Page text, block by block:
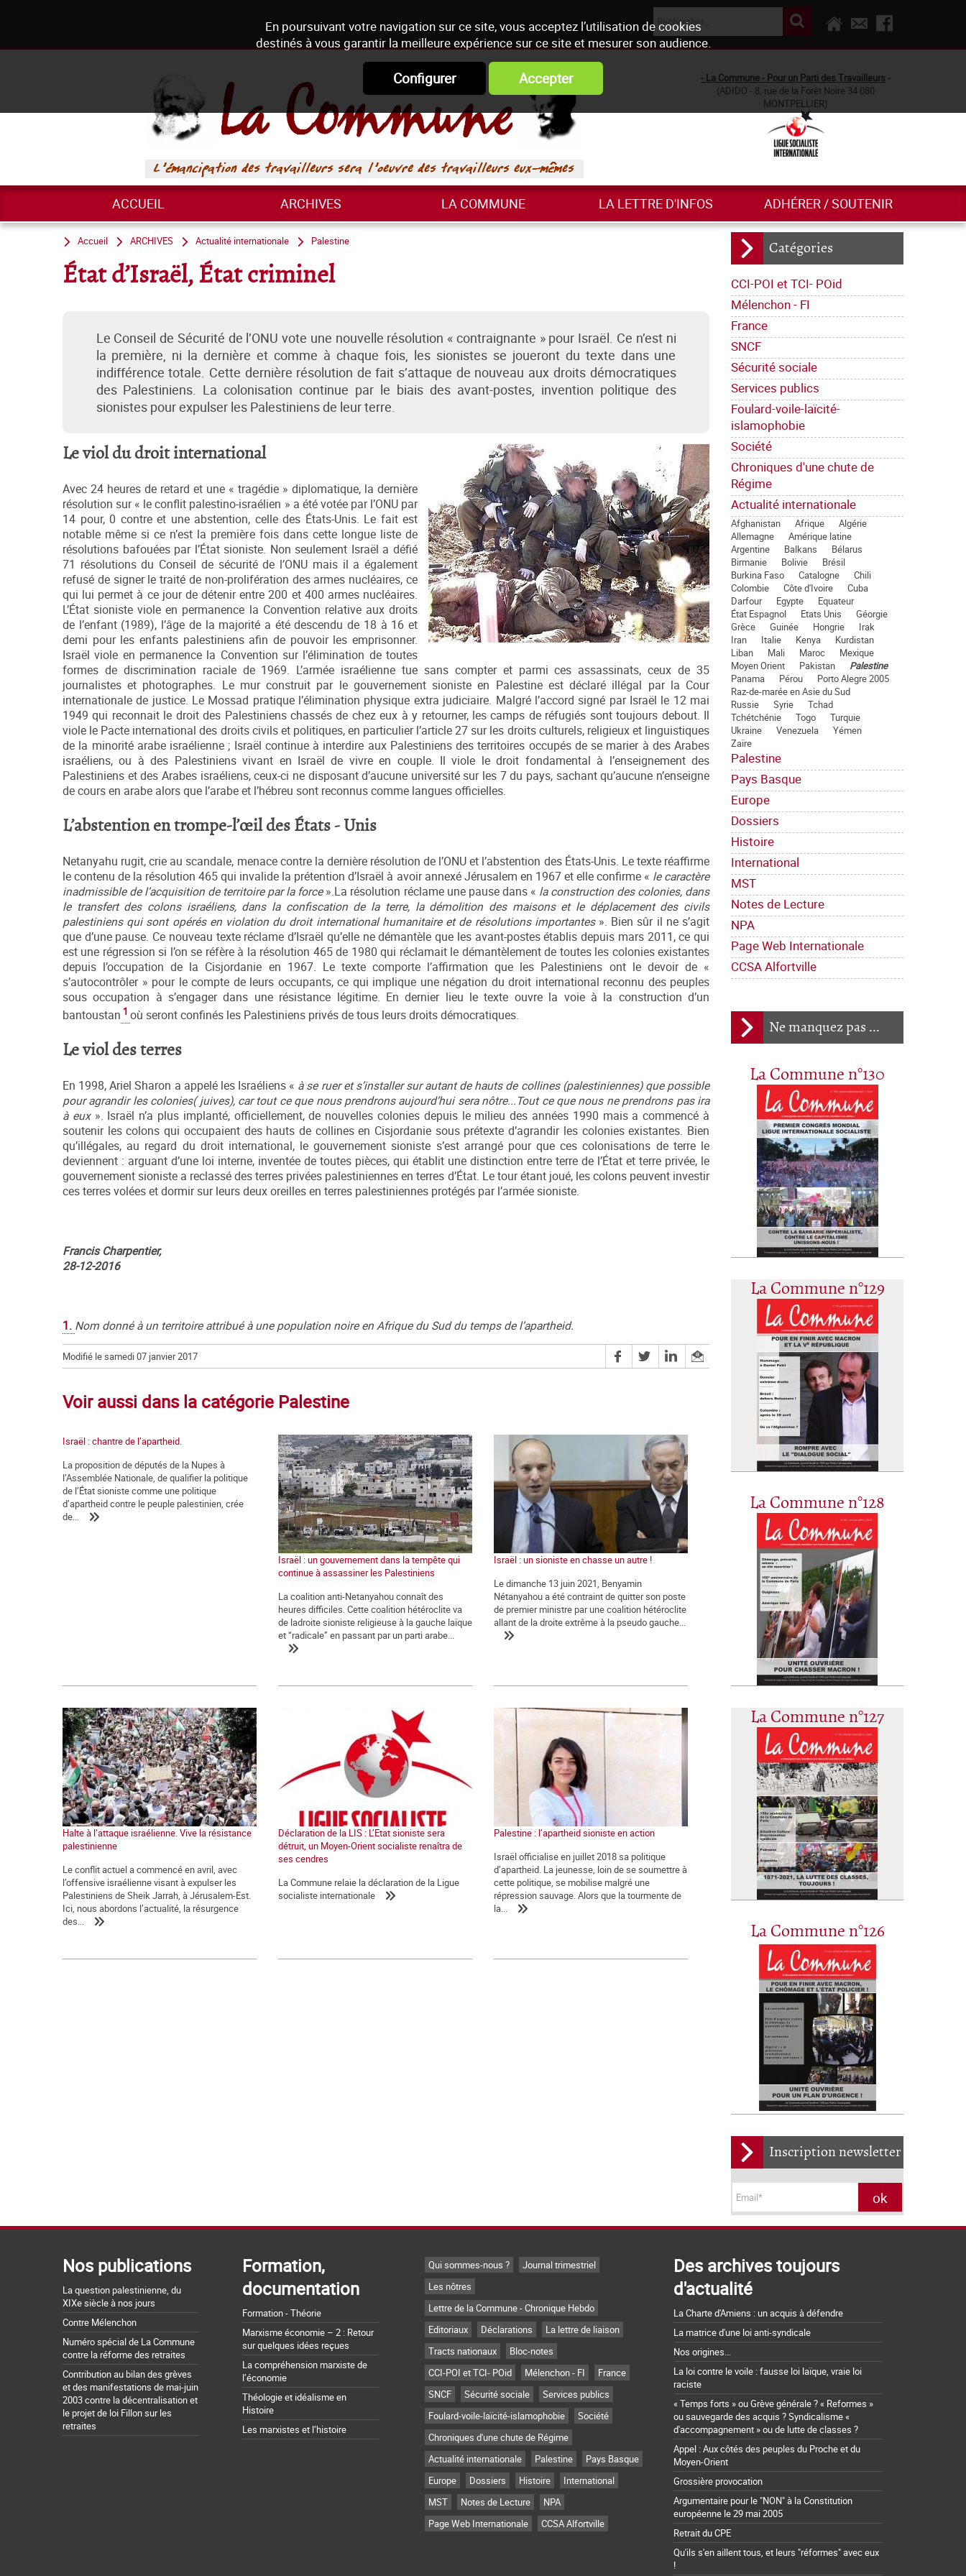
En poursuivant votre navigation sur ce site, vous acceptez l’utilisation de cookies
destinés à vous garantir la meilleure expérience sur ce site et mesurer son audience.
Configurer Accepter - La Commune - Pour un Parti des Travailleurs -
(ADIDO - 8, rue de la Forêt Noire 34 080
MONTPELLIER)
ACCUEIL ARCHIVES LA COMMUNE LA LETTRE D'INFOS ADHÉRER / SOUTENIR
Catégories
CCI-POI et TCI- POid
Mélenchon - FI
France
SNCF
Sécurité sociale
Services publics
Foulard-voile-laïcité-
islamophobie
Société
Chroniques d'une chute de
Régime
Actualité internationale
Afghanistan Afrique
Algérie
Allemagne
Amérique latine
Argentine
Balkans
Bélarus
Birmanie
Bolivie
Brésil
Burkina Faso
Catalogne
Chili
Colombie
Côte d'Ivoire
Cuba
Darfour
Egypte
Equateur
État Espagnol
Etats Unis
Géorgie
Grèce
Guinée Hongrie
Irak
Iran
Italie Kenya
Kurdistan
Liban
Mali Maroc
Mexique
Moyen Orient
Pakistan
Palestine
Panama
Pérou
Porto Alegre 2005
Raz-de-marée en Asie du Sud
Russie
Syrie
Tchad
Tchétchénie
Togo
Turquie
Ukraine
Venezuela
Yémen
Zaïre
Palestine
Pays Basque
Europe
Dossiers
Histoire
International
MST
Notes de Lecture
NPA
Page Web Internationale
CCSA Alfortville
Ne manquez pas ...
La Commune n°130
La Commune n°129
La Commune n°128
La Commune n°127
La Commune n°126
Inscription newsletter
Accueil ARCHIVES Actualité internationale Palestine
État d’Israël, État criminel
Le Conseil de Sécurité de l’ONU vote une nouvelle résolution « contraignante » pour Israël. Ce n’est ni
la première, ni la dernière et comme à chaque fois, les sionistes se joueront du texte dans une
indifférence totale. Cette dernière résolution de fait s’attaque de nouveau aux droits démocratiques
des Palestiniens. La colonisation continue par le biais des avant-postes, invention politique des
sionistes pour expulser les Palestiniens de leur terre.
Le viol du droit international
Avec 24 heures de retard et une « tragédie » diplomatique, la dernière
résolution sur « le conflit palestino-israélien » a été votée par l’ONU par
14 pour, 0 contre et une abstention, celle des États-Unis. Le fait est
notable même si ce n’est la première fois dans cette longue liste de
résolutions bafouées par l’État sioniste. Non seulement Israël a défié
71 résolutions du Conseil de sécurité de l’ONU mais il a également
refusé de signer le traité de non-prolifération des armes nucléaires, ce
qui lui permet à ce jour de détenir entre 200 et 400 armes nucléaires.
L’État sioniste viole en permanence la Convention relative aux droits
de l’enfant (1989), l’âge de la majorité a été descendu de 18 à 16 et
demi pour les enfants palestiniens afin de pouvoir les emprisonner.
Israël viole en permanence la Convention sur l’élimination de toutes
formes de discrimination raciale de 1969. L’armée israélienne tue sans compter et parmi ces assassinats, ceux de 35
journalistes et photographes. Le mur construit par le gouvernement sioniste en Palestine est déclaré illégal par la Cour
internationale de justice. Le Mossad pratique l’élimination physique extra judiciaire. Malgré l’accord signé par Israël le 12 mai
1949 qui reconnait le droit des Palestiniens chassés de chez eux à y retourner, les camps de réfugiés sont toujours debout. Il
viole le Pacte international des droits civils et politiques, en particulier l’article 27 sur les droits culturels, religieux et linguistiques
de la minorité arabe israélienne ; Israël continue à interdire aux Palestiniens des territoires occupés de se marier à des Arabes
israéliens, ou à des Palestiniens vivant en Israël de vivre en couple. Il viole le droit fondamental à l’enseignement des
Palestiniens et des Arabes israéliens, ceux-ci ne disposant d’aucune université sur les 7 du pays, sachant qu’aucune n’enseigne
de cours en arabe alors que l’arabe et l’hébreu sont reconnus comme langues officielles.
L’abstention en trompe-l’œil des États - Unis
Netanyahu rugit, crie au scandale, menace contre la dernière résolution de l’ONU et l’abstention des États-Unis. Le texte réaffirme
le contenu de la résolution 465 qui invalide la prétention d’Israël à avoir annexé Jérusalem en 1967 et elle confirme « le caractère
inadmissible de l’acquisition de territoire par la force».La résolution réclame une pause dans « la construction des colonies, dans
le transfert des colons israéliens, dans la confiscation de la terre, la démolition des maisons et le déplacement des civils
palestiniens qui sont opérés en violation du droit international humanitaire et de résolutions importantes ». Bien sûr il ne s’agit
que d’une pause. Ce nouveau texte réclame d’Israël qu’elle ne démantèle que les avant-postes établis depuis mars 2011, ce qui
est une régression si l’on se réfère à la résolution 465 de 1980 qui réclamait le démantèlement de toutes les colonies existantes
depuis l’occupation de la Cisjordanie en 1967. Le texte comporte l’affirmation que les Palestiniens ont le devoir de «
s’autocontrôler » pour le compte de leurs occupants, ce qui implique une négation du droit international reconnu des peuples
sous occupation à s’engager dans une résistance légitime. En dernier lieu le texte ouvre la voie à la construction d’un
bantoustan 1 où seront confinés les Palestiniens privés de tous leurs droits démocratiques.
Le viol des terres
En 1998, Ariel Sharon a appelé les Israéliens « à se ruer et s’installer sur autant de hauts de collines (palestiniennes) que possible
pour agrandir les colonies( juives), car tout ce que nous prendrons aujourd’hui sera nôtre...Tout ce que nous ne prendrons pas ira
à eux ». Israël n’a plus implanté, officiellement, de nouvelles colonies depuis le milieu des années 1990 mais a commencé à
soutenir les colons qui occupaient des hauts de collines en Cisjordanie sous prétexte d’agrandir les colonies existantes. Bien
qu’illégales, au regard du droit international, le gouvernement sioniste s’est arrangé pour que ces colonisations de terre le
deviennent : arguant d’une loi interne, inventée de toutes pièces, qui établit une distinction entre terre de l’État et terre privée, le
gouvernement sioniste a reclassé des terres privées palestiniennes en terres d’État. Le tour étant joué, les colons peuvent investir
ces terres volées et dormir sur leurs deux oreilles en terres palestiniennes protégés par l’armée sioniste.
Francis Charpentier,
28-12-2016
1. Nom donné à un territoire attribué à une population noire en Afrique du Sud du temps de l’apartheid.
Modifié le samedi 07 janvier 2017
Voir aussi dans la catégorie Palestine
Israël : chantre de l’apartheid.
La proposition de députés de la Nupes à
l’Assemblée Nationale, de qualifier la politique
de l’État sioniste comme une politique
d’apartheid contre le peuple palestinien, crée
de...
Israël : un gouvernement dans la tempête qui
continue à assassiner les Palestiniens
La coalition anti-Netanyahou connaît des
heures difficiles. Cette coalition hétéroclite va
de ladroite sioniste religieuse à la gauche laïque
et “radicale” en passant par un parti arabe...
Israël : un sioniste en chasse un autre !
Le dimanche 13 juin 2021, Benyamin
Nétanyahou a été contraint de quitter son poste
de premier ministre par une coalition hétéroclite
allant de la droite extrême à la pseudo gauche...
Halte à l’attaque israélienne. Vive la résistance
palestinienne
Le conflit actuel a commencé en avril, avec
l’offensive israélienne visant à expulser les
Palestiniens de Sheik Jarrah, à Jérusalem-Est.
Ici, nous abordons l’actualité, la résurgence
des...
Déclaration de la LIS : L’Etat sioniste sera
détruit, un Moyen-Orient socialiste renaîtra de
ses cendres
La Commune relaie la déclaration de la Ligue
socialiste internationale
Palestine : l’apartheid sioniste en action
Israël officialise en juillet 2018 sa politique
d’apartheid. La jeunesse, loin de se soumettre à
cette politique, se mobilise malgré une
répression sauvage. Alors que la tourmente de
la...
Nos publications
La question palestinienne, du
XIXe siècle à nos jours
Contre Mélenchon
Numéro spécial de La Commune
contre la réforme des retraites
Contribution au bilan des grèves
et des manifestations de mai-juin
2003 contre la décentralisation et
le projet de loi Fillon sur les
retraites
Formation,
documentation
Formation - Théorie
Marxisme économie – 2 : Retour
sur quelques idées reçues
La compréhension marxiste de
l’économie
Théologie et idéalisme en
Histoire
Les marxistes et l’histoire
Qui sommes-nous ?
Journal trimestriel
Les nôtres
Lettre de la Commune - Chronique Hebdo
Editoriaux
Déclarations
La lettre de liaison
Tracts nationaux
Bloc-notes
CCI-POI et TCI- POid
Mélenchon - FI
France
SNCF
Sécurité sociale
Services publics
Foulard-voile-laïcité-islamophobie
Société
Chroniques d'une chute de Régime
Actualité internationale
Palestine
Pays Basque
Europe
Dossiers Histoire
International
MST
Notes de Lecture
NPA
Page Web Internationale
CCSA Alfortville
Des archives toujours
d'actualité
La Charte d'Amiens : un acquis à défendre
La matrice d'une loi anti-syndicale
Nos origines...
La loi contre le voile : fausse loi laïque, vraie loi
raciste
« Temps forts » ou Grève générale ? « Reformes »
ou sauvegarde des acquis ? Syndicalisme «
d'accompagnement » ou de lutte de classes ?
Appel : Aux côtés des peuples du Proche et du
Moyen-Orient
Grossière provocation
Argumentaire pour le "NON" à la Constitution
européenne le 29 mai 2005
Retrait du CPE
Qu'ils s'en aillent tous, et leurs "réformes" avec eux
!